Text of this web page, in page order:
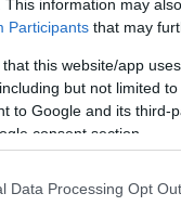
This information may
Participants that may
that this website/app
but not limited
to Google and its third-
consent section.
Data Processing Opt
το βιβλίο κι
που
εκτενή που
στοχαστικό